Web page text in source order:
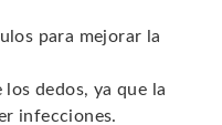
para mejorar la
dedos, ya que la
infecciones.